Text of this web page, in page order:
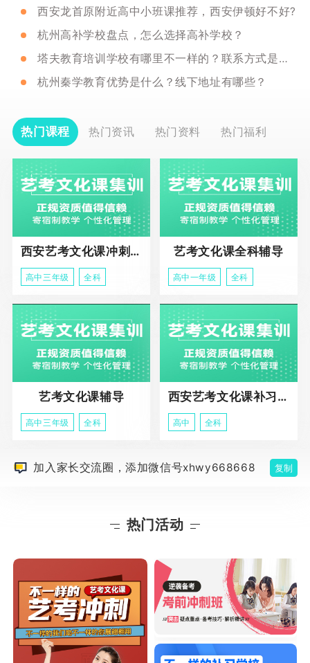
西安龙首原附近高中小班课推荐，西安伊顿好不好?
杭州高补学校盘点，怎么选择高补学校？
塔夫教育培训学校有哪里不一样的？联系方式是啥？
杭州秦学教育优势是什么？线下地址有哪些？
热门课程 热门资讯 热门资料 热门福利
西安艺考文化课冲刺班
高中三年级 全科
艺考文化课全科辅导
高中一年级 全科
艺考文化课辅导
高中三年级 全科
西安艺考文化课补习学校
高中 全科
加入家长交流圈，添加微信号xhwy668668 复制
热门活动